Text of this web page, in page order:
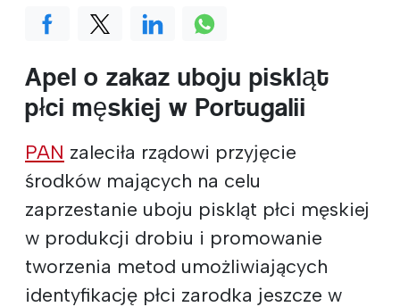
Apel o zakaz uboju piskląt
płci męskiej w Portugalii
PAN zaleciła rządowi przyjęcie
środków mających na celu
zaprzestanie uboju piskląt płci męskiej
w produkcji drobiu i promowanie
tworzenia metod umożliwiających
identyfikację płci zarodka jeszcze w